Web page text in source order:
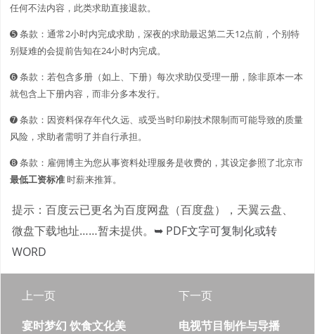
任何不法内容，此类求助直接退款。
➎ 条款：通常2小时内完成求助，深夜的求助最迟第二天12点前，个别特
别疑难的会提前告知在24小时内完成。
➏ 条款：若包含多册（如上、下册）每次求助仅受理一册，除非原本一本
就包含上下册内容，而非分多本发行。
➐ 条款：因资料保存年代久远、或受当时印刷技术限制而可能导致的质量
风险，求助者需明了并自行承担。
➑ 条款：雇佣博主为您从事资料处理服务是收费的，其设定参照了北京市
最低工资标准时薪来推算。
提示：百度云已更名为百度网盘（百度盘），天翼云盘、
微盘下载地址……暂未提供。 ➥ PDF文字可复制化或转
WORD
上一页
宴时梦幻 饮食文化美
下一页
电视节目制作与导播